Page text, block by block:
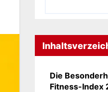
Die
Fitness-Index